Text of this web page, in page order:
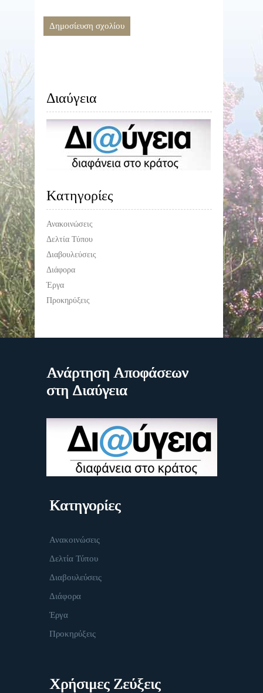
Διαύγεια
Kατηγορίες
Ανακοινώσεις
Δελτία Τύπου
Διαβουλεύσεις
Διάφορα
Έργα
Προκηρύξεις
Ανάρτηση Αποφάσεων
στη Διαύγεια
Κατηγορίες
Ανακοινώσεις
Δελτία Τύπου
Διαβουλεύσεις
Διάφορα
Έργα
Προκηρύξεις
Χρήσιμες Ζεύξεις